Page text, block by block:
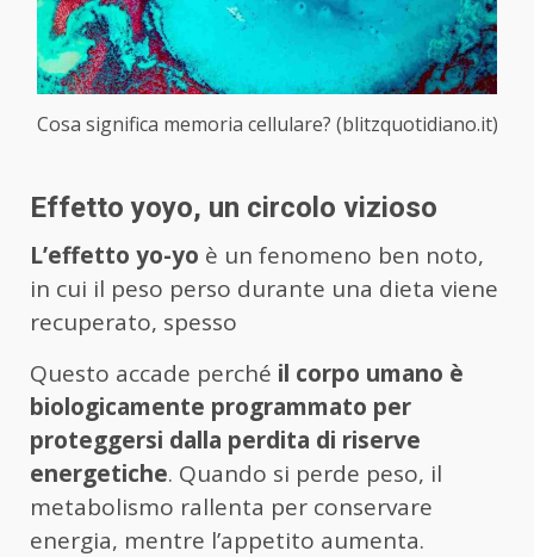
Cosa significa memoria cellulare? (blitzquotidiano.it)
Effetto yoyo, un circolo vizioso
L’effetto yo-yo è un fenomeno ben noto,
in cui il peso perso durante una dieta viene
recuperato, spesso
Questo accade perché il corpo umano è
biologicamente programmato per
proteggersi dalla perdita di riserve
energetiche. Quando si perde peso, il
metabolismo rallenta per conservare
energia, mentre l’appetito aumenta.